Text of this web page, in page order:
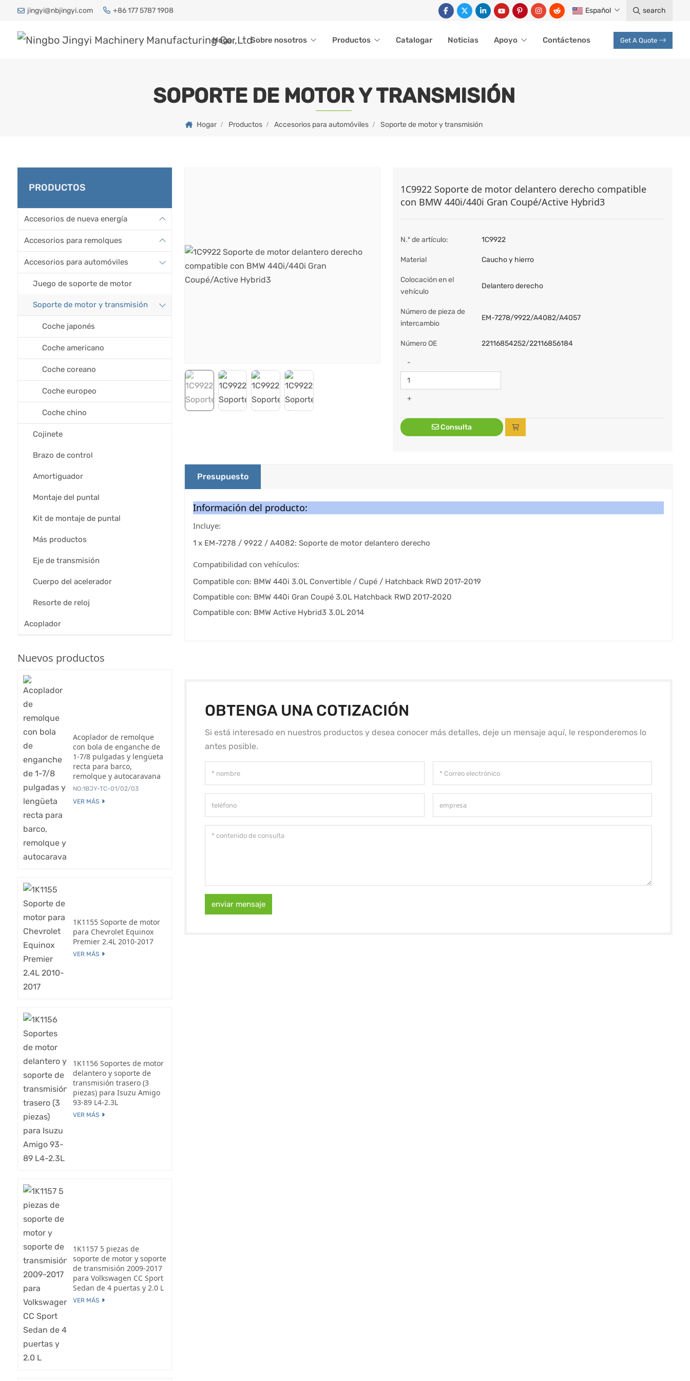
jingyi@nbjingyi.com +86 177 5787 1908 Español search
Hogar Sobre nosotros Productos Catalogar Noticias Apoyo Contáctenos Get A Quote
SOPORTE DE MOTOR Y TRANSMISIÓN
Hogar Productos Accesorios para automóviles Soporte de motor y transmisión
1C9922 Soporte de motor delantero derecho compatible
con BMW 440i/440i Gran Coupé/Active Hybrid3
N.º de artículo: 1C9922
Material Caucho y hierro
Colocación en el
vehículo
Delantero derecho
Número de pieza de
intercambio
EM-7278/9922/A4082/A4057
Número OE 22116854252/22116856184
-
+
Consulta
Presupuesto
Información del producto:
Incluye:
1 x EM-7278 / 9922 / A4082: Soporte de motor delantero derecho
Compatibilidad con vehículos:
Compatible con: BMW 440i 3.0L Convertible / Cupé / Hatchback RWD 2017-2019
Compatible con: BMW 440i Gran Coupé 3.0L Hatchback RWD 2017-2020
Compatible con: BMW Active Hybrid3 3.0L 2014
OBTENGA UNA COTIZACIÓN
Si está interesado en nuestros productos y desea conocer más detalles, deje un mensaje aquí, le responderemos lo
antes posible.
enviar mensaje
PRODUCTOS
Accesorios de nueva energía
Accesorios para remolques
Accesorios para automóviles
Juego de soporte de motor
Soporte de motor y transmisión
Coche japonés
Coche americano
Coche coreano
Coche europeo
Coche chino
Cojinete
Brazo de control
Amortiguador
Montaje del puntal
Kit de montaje de puntal
Más productos
Eje de transmisión
Cuerpo del acelerador
Resorte de reloj
Acoplador
Nuevos productos
Acoplador de remolque
con bola de enganche de
1-7/8 pulgadas y lengüeta
recta para barco,
remolque y autocaravana
NO:1BJY-TC-01/02/03
VER MÁS
1K1155 Soporte de motor
para Chevrolet Equinox
Premier 2.4L 2010-2017
VER MÁS
1K1156 Soportes de motor
delantero y soporte de
transmisión trasero (3
piezas) para Isuzu Amigo
93-89 L4-2.3L
VER MÁS
1K1157 5 piezas de
soporte de motor y soporte
de transmisión 2009-2017
para Volkswagen CC Sport
Sedan de 4 puertas y 2.0 L
VER MÁS